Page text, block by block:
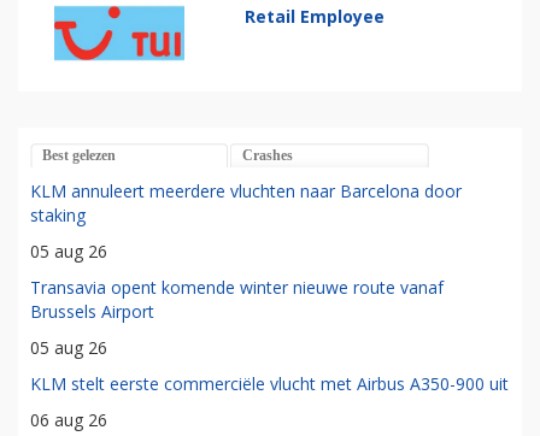
Retail Employee
Best gelezen Crashes
KLM annuleert meerdere vluchten naar Barcelona door
staking
05 aug 26
Transavia opent komende winter nieuwe route vanaf
Brussels Airport
05 aug 26
KLM stelt eerste commerciële vlucht met Airbus A350-900 uit
06 aug 26